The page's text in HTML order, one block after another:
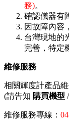
務)。
確認儀器有
因故障內容
台灣現地的
完善，特定
維修服務
相關輝度計產品
(請告知 購買機型 /
維修服務專線：